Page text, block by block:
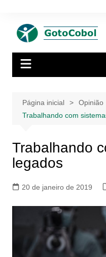
conteúdo
Página inicial
Opinião
Trabalhando com
Trabalhando
legados
20 de janeiro de 2019